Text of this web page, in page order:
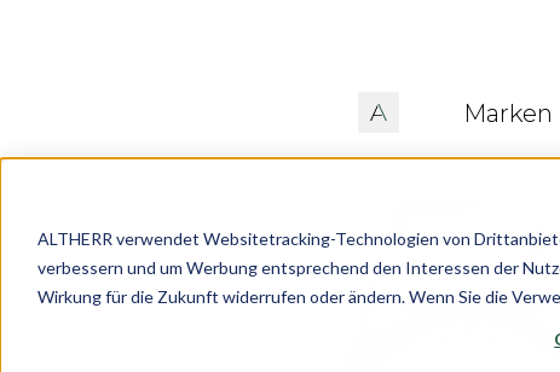
ALTHERR verwendet Websitetracking-Technologien von
verbessern und um Werbung entsprechend den Interessen der
Wirkung für die Zukunft widerrufen oder ändern. Wenn Sie die
Marken